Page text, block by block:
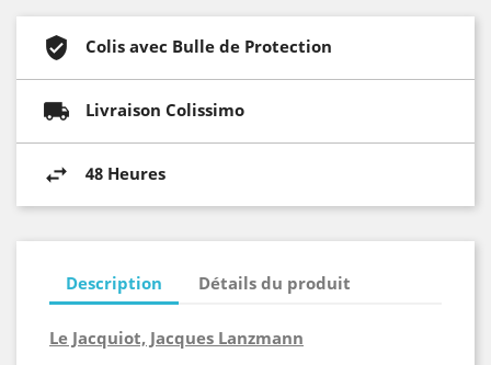
Colis avec Bulle de Protection
Livraison Colissimo
48 Heures
Description Détails du produit
Le Jacquiot, Jacques Lanzmann